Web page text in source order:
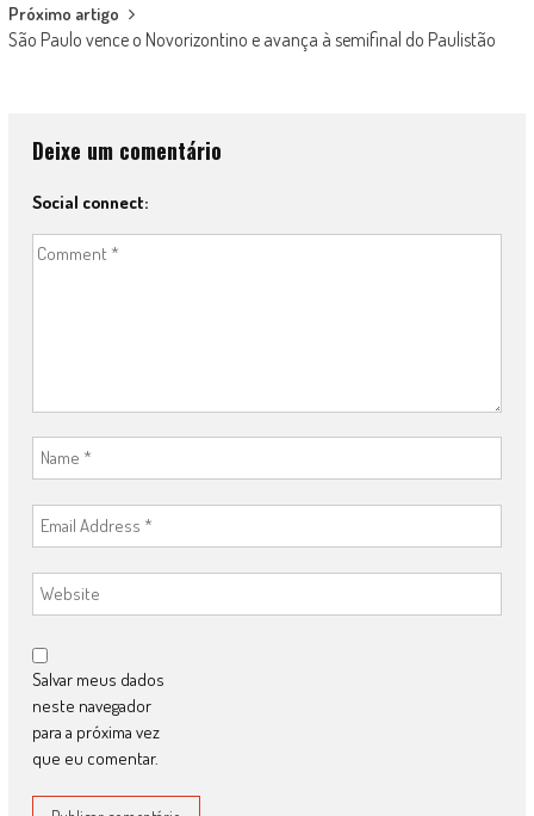
Próximo artigo
São Paulo vence o Novorizontino e avança à semifinal do Paulistão
Deixe um comentário
Social connect:
Salvar meus dados
neste navegador
para a próxima vez
que eu comentar.